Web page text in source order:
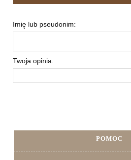
Imię lub pseudonim:
Twoja opinia:
POMOC